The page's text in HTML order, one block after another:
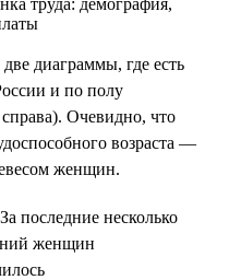
диаграммы, где есть
и по полу
Очевидно, что
возраста —
женщин.
За последние несколько
женщин